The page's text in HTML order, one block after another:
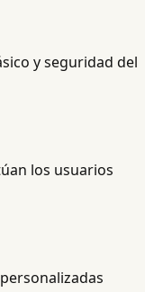
y seguridad del
los usuarios